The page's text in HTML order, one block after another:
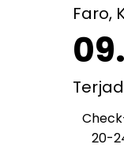
Faro,
20-